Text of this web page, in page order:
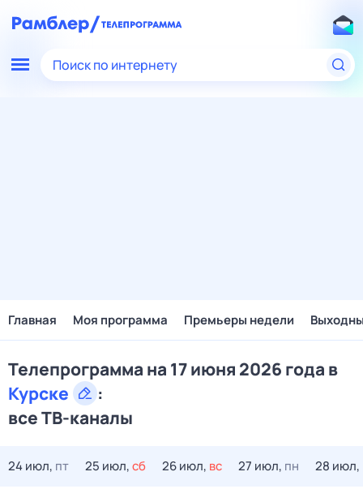
Поиск по интернету
Главная Моя программа Премьеры недели
Телепрограмма на 17 июня 2026 года в
Курске
:
все ТВ-каналы
24 июл, пт 25 июл,сб 26 июл, вс 27 июл, пн 28 июл,